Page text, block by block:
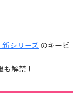
シリーズ のキービ
も解禁！